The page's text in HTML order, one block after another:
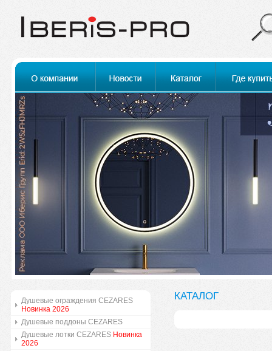
Душевые ограждения CEZARES
Новинка 2026
Душевые поддоны CEZARES
Душевые лотки CEZARES Новинка
2026
КАТАЛОГ